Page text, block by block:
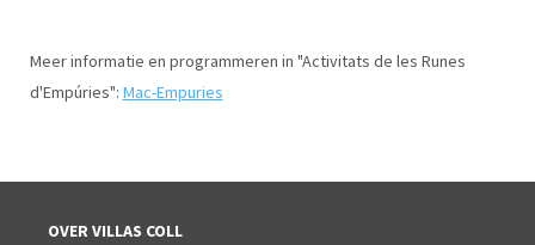
Meer informatie en programmeren in "Activitats de les Runes
d'Empúries": Mac-Empuries
OVER VILLAS COLL